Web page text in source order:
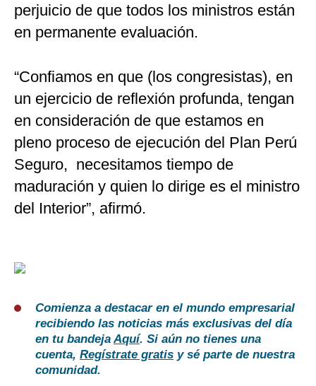
perjuicio de que todos los ministros están
en permanente evaluación.
“Confiamos en que (los congresistas), en
un ejercicio de reflexión profunda, tengan
en consideración de que estamos en
pleno proceso de ejecución del Plan Perú
Seguro, necesitamos tiempo de
maduración y quien lo dirige es el ministro
del Interior”, afirmó.
Comienza a destacar en el mundo empresarial
recibiendo las noticias más exclusivas del día
en tu bandejaAquí. Si aún no tienes una
cuenta, Regístrate gratis y sé parte de nuestra
comunidad.